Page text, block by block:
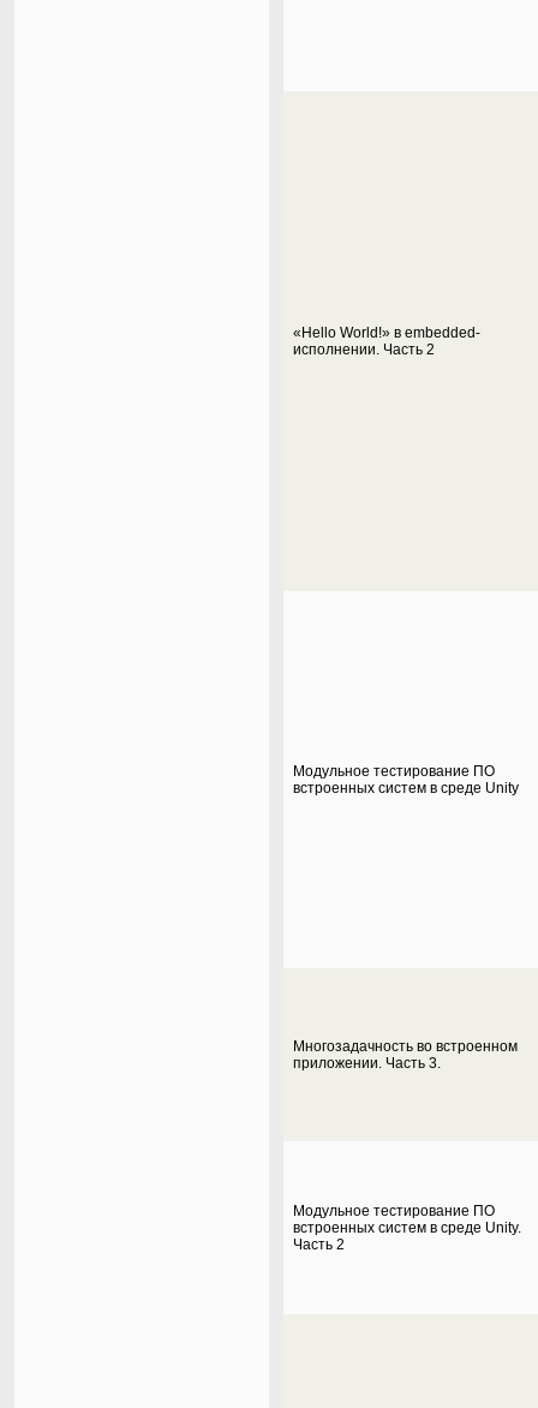
«Hello World!» в embedded-
исполнении. Часть 2
Модульное тестирование ПО
встроенных систем в среде Unity
Многозадачность во встроенном
приложении. Часть 3.
Модульное тестирование ПО
встроенных систем в среде Unity.
Часть 2